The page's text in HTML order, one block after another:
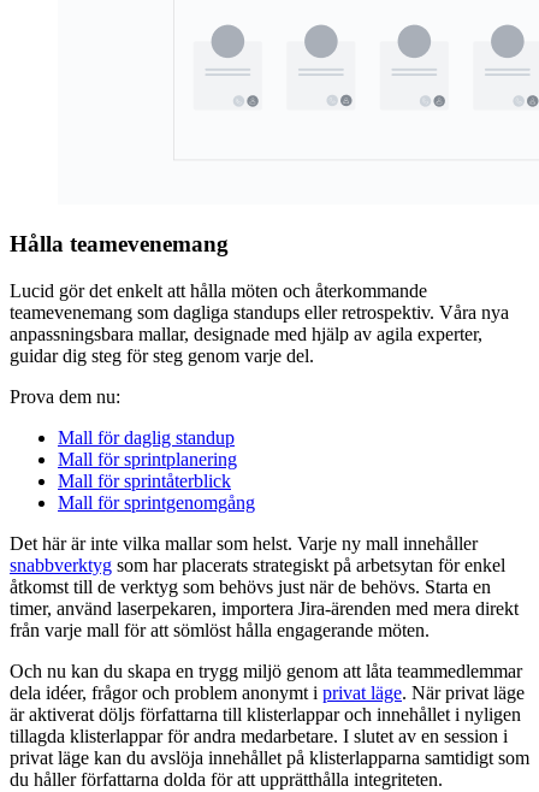
Hålla teamevenemang
Lucid gör det enkelt att hålla möten och återkommande
teamevenemang som dagliga standups eller retrospektiv. Våra nya
anpassningsbara mallar, designade med hjälp av agila experter,
guidar dig steg för steg genom varje del.
Prova dem nu:
Mall för daglig standup
Mall för sprintplanering
Mall för sprintåterblick
Mall för sprintgenomgång
Det här är inte vilka mallar som helst. Varje ny mall innehåller
snabbverktyg som har placerats strategiskt på arbetsytan för enkel
åtkomst till de verktyg som behövs just när de behövs. Starta en
timer, använd laserpekaren, importera Jira-ärenden med mera direkt
från varje mall för att sömlöst hålla engagerande möten.
Och nu kan du skapa en trygg miljö genom att låta teammedlemmar
dela idéer, frågor och problem anonymt i privat läge. När privat läge
är aktiverat döljs författarna till klisterlappar och innehållet i nyligen
tillagda klisterlappar för andra medarbetare. I slutet av en session i
privat läge kan du avslöja innehållet på klisterlapparna samtidigt som
du håller författarna dolda för att upprätthålla integriteten.